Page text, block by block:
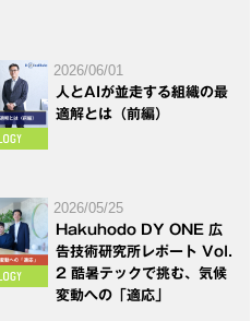
2026/06/01
人とAIが並走する組織の最
適解とは（前編）
2026/05/25
Hakuhodo DY ONE 広
告技術研究所レポート Vol.
2 酷暑テックで挑む、気候
変動への「適応」